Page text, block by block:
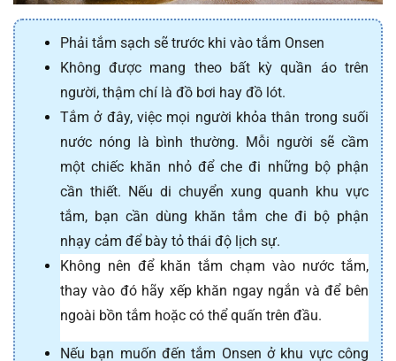
Phải tắm sạch sẽ trước khi vào tắm Onsen
Không được mang theo bất kỳ quần áo trên
người, thậm chí là đồ bơi hay đồ lót.
Tắm ở đây, việc mọi người khỏa thân trong suối
nước nóng là bình thường. Mỗi người sẽ cầm
một chiếc khăn nhỏ để che đi những bộ phận
cần thiết. Nếu di chuyển xung quanh khu vực
tắm, bạn cần dùng khăn tắm che đi bộ phận
nhạy cảm để bày tỏ thái độ lịch sự.
Không nên để khăn tắm chạm vào nước tắm,
thay vào đó hãy xếp khăn ngay ngắn và để bên
ngoài bồn tắm hoặc có thể quấn trên đầu.
Nếu bạn muốn đến tắm Onsen ở khu vực công